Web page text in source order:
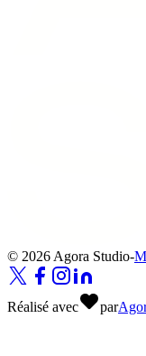
© 2026 Agora Studio-
Réalisé avec par